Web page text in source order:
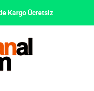
Kargo Ücretsiz